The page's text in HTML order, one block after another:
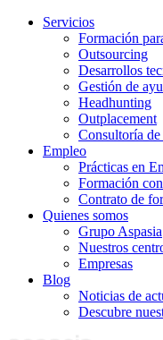
Servicios
Formación
Outsourcing
Desarrollos
Gestión de
Headhunting
Outplacement
Consultoría
Empleo
Prácticas en
Formación
Contrato de
Quienes somos
Grupo Aspasia
Nuestros
Empresas
Blog
Noticias de
Descubre